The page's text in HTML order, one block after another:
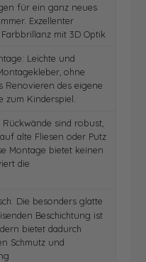
für ein ganz neues
Exzellenter
mit 3D Optik
Leichte und
ohne
Renovieren des eigene
zum Kinderspiel.
sind robust,
alte Fliesen oder Putz
Montage bietet keinen
die
Die besonders glatte
Beschichtung ist
bietet dadurch
Schmutz und